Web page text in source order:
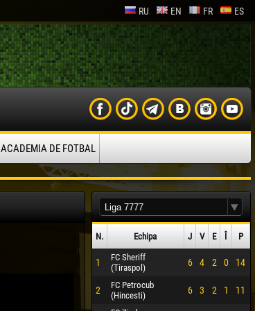
RU EN FR ES
ACADEMIA DE FOTBAL
N. Echipa J V E Î P
1
FC Sheriff
(Tiraspol)
6 4 2 0 14
2
FC Petrocub
(Hincesti)
6 3 2 1 11